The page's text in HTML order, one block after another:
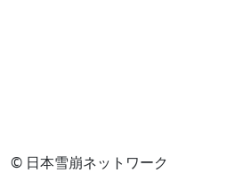
© 日本雪崩ネットワーク